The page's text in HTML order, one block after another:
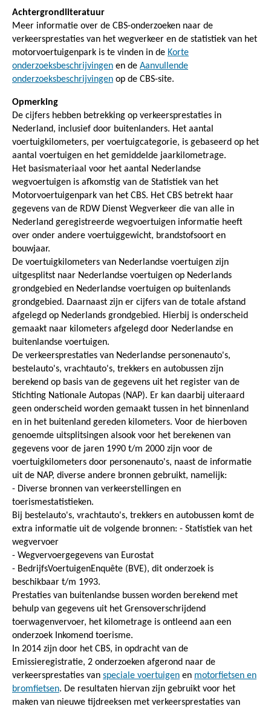
Achtergrondliteratuur
Meer informatie over de CBS-onderzoeken naar de
verkeersprestaties van het wegverkeer en de statistiek van het
motorvoertuigenpark is te vinden in de Korte
onderzoeksbeschrijvingen en de Aanvullende
onderzoeksbeschrijvingen op de CBS-site.
Opmerking
De cijfers hebben betrekking op verkeersprestaties in
Nederland, inclusief door buitenlanders. Het aantal
voertuigkilometers, per voertuigcategorie, is gebaseerd op het
aantal voertuigen en het gemiddelde jaarkilometrage.
Het basismateriaal voor het aantal Nederlandse
wegvoertuigen is afkomstig van de Statistiek van het
Motorvoertuigenpark van het CBS. Het CBS betrekt haar
gegevens van de RDW Dienst Wegverkeer die van alle in
Nederland geregistreerde wegvoertuigen informatie heeft
over onder andere voertuiggewicht, brandstofsoort en
bouwjaar.
De voertuigkilometers van Nederlandse voertuigen zijn
uitgesplitst naar Nederlandse voertuigen op Nederlands
grondgebied en Nederlandse voertuigen op buitenlands
grondgebied. Daarnaast zijn er cijfers van de totale afstand
afgelegd op Nederlands grondgebied. Hierbij is onderscheid
gemaakt naar kilometers afgelegd door Nederlandse en
buitenlandse voertuigen.
De verkeersprestaties van Nederlandse personenauto's,
bestelauto's, vrachtauto's, trekkers en autobussen zijn
berekend op basis van de gegevens uit het register van de
Stichting Nationale Autopas (NAP). Er kan daarbij uiteraard
geen onderscheid worden gemaakt tussen in het binnenland
en in het buitenland gereden kilometers. Voor de hierboven
genoemde uitsplitsingen alsook voor het berekenen van
gegevens voor de jaren 1990 t/m 2000 zijn voor de
voertuigkilometers door personenauto's, naast de informatie
uit de NAP, diverse andere bronnen gebruikt, namelijk:
- Diverse bronnen van verkeerstellingen en
toerismestatistieken.
Bij bestelauto's, vrachtauto's, trekkers en autobussen komt de
extra informatie uit de volgende bronnen: - Statistiek van het
wegvervoer
- Wegvervoergegevens van Eurostat
- BedrijfsVoertuigenEnquête (BVE), dit onderzoek is
beschikbaar t/m 1993.
Prestaties van buitenlandse bussen worden berekend met
behulp van gegevens uit het Grensoverschrijdend
toerwagenvervoer, het kilometrage is ontleend aan een
onderzoek Inkomend toerisme.
In 2014 zijn door het CBS, in opdracht van de
Emissieregistratie, 2 onderzoeken afgerond naar de
verkeersprestaties van speciale voertuigen en motorfietsen en
bromfietsen. De resultaten hiervan zijn gebruikt voor het
maken van nieuwe tijdreeksen met verkeersprestaties van